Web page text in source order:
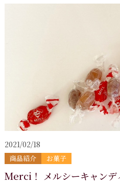
2021/02/18
商品紹介 お菓子
Merci！ メルシーキャン